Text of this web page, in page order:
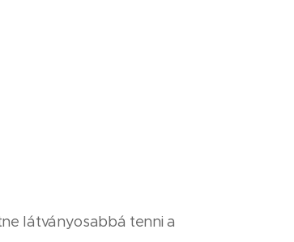
látványosabbá tenni a